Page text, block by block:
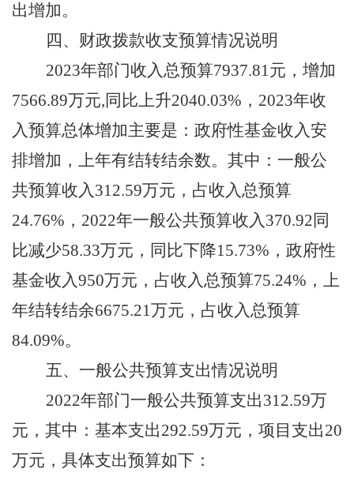
出增加。
四、财政拨款收支预算情况说明
2023年部门收入总预算7937.81元， 增加
7566.89万元,同比上升2040.03%，2023年收
入预算总体增加主要是 ： 政府性基金收入安
排增加，上年有结转结余数。其中：一般公
共预算收入312.59万元，占收入总预算
24.76%， 2022年一般公共预算收入370.92同
比减少58.33万元，同比下降15.73% ， 政府性
基金收入950万元， 占收入总预算75.24% ，上
年结转结余6675.21万元， 占收入总预算
84.09%。
五、一般公共预算支出情况说明
2022年部门一般公共预算支出312.59万
元，其中：基本支出292.59万元，项目支出20
万元，具体支出预算如下：